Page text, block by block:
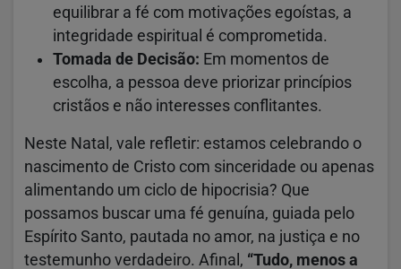
equilibrar a fé com motivações egoístas, a
integridade espiritual é comprometida.
Tomada de Decisão: Em momentos de
escolha, a pessoa deve priorizar princípios
cristãos e não interesses conflitantes.
Neste Natal, vale refletir: estamos celebrando o
nascimento de Cristo com sinceridade ou apenas
alimentando um ciclo de hipocrisia? Que
possamos buscar uma fé genuína, guiada pelo
Espírito Santo, pautada no amor, na justiça e no
testemunho verdadeiro. Afinal, “Tudo, menos a